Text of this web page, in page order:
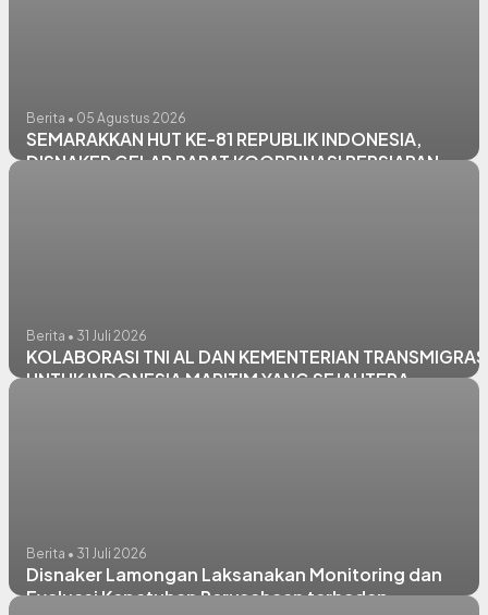
Berita • 05 Agustus 2026
SEMARAKKAN HUT KE-81 REPUBLIK INDONESIA,
DISNAKER GELAR RAPAT KOORDINASI PERSIAPAN
Berita • 31 Juli 2026
KOLABORASI TNI AL DAN KEMENTERIAN
UNTUK INDONESIA MARITIM YANG SEJAHTERA
Berita • 31 Juli 2026
Disnaker Lamongan Laksanakan Monitoring dan
Evaluasi Kepatuhan Perusahaan terhadap